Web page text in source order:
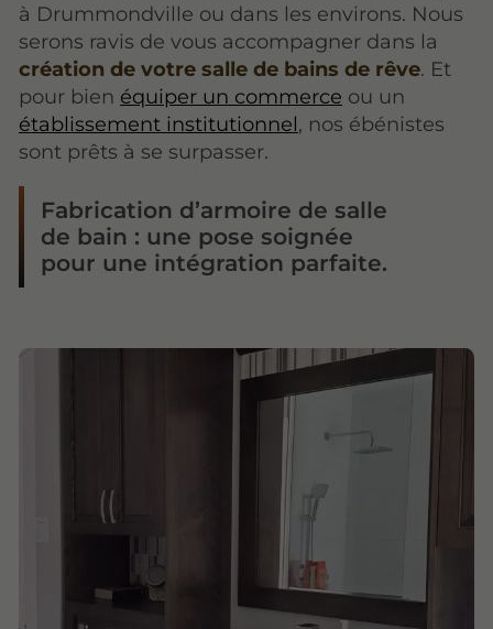
à Drummondville ou dans les environs. Nous
serons ravis de vous accompagner dans la
création de votre salle de bains de rêve. Et
pour bien équiper un commerce ou un
établissement institutionnel, nos ébénistes
sont prêts à se surpasser.
Fabrication d’armoire de salle
de bain : une pose soignée
pour une intégration parfaite.